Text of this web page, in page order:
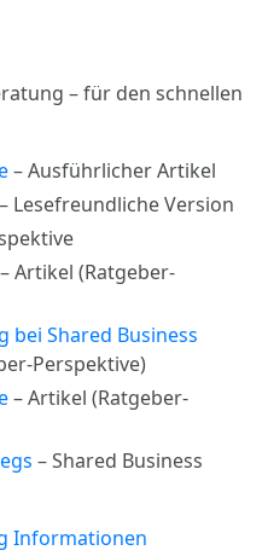
– für den schnellen
– Ausführlicher Artikel
– Lesefreundliche Version
– Artikel (Ratgeber-
bei Shared Business
Perspektive)
– Artikel (Ratgeber-
– Shared Business
Informationen